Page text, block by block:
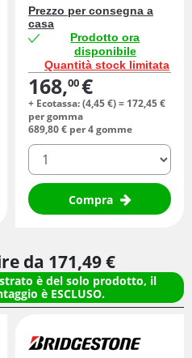
Prezzo per consegna a
casa
Prodotto ora
disponibile
Quantità stock limitata
168,00€
+ Ecotassa: (4,45€) = 172,45€
per gomma
689,80€ per 4 gomme
quantità
Compra
da 171,49€
è del solo prodotto, il
è ESCLUSO.